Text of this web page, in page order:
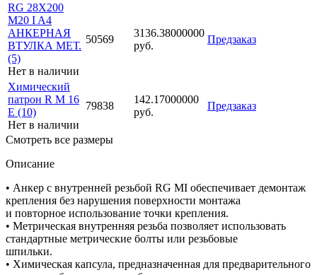
RG 28X200
M20 I A4
АНКЕРНАЯ
ВТУЛКА МЕТ.
(5)
Нет в наличии
50569
3136.38000000
руб.
Предзаказ
Химический
патрон R M 16
E (10)
Нет в наличии
79838
142.17000000
руб.
Предзаказ
Смотреть все размеры
Описание
• Анкер с внутренней резьбой RG MI обеспечивает демонтаж
крепления без нарушения поверхности монтажа
и повторное использование точки крепления.
• Метрическая внутренняя резьба позволяет использовать
стандартные метрические болты или резьбовые
шпильки.
• Химическая капсула, предназначенная для предварительного